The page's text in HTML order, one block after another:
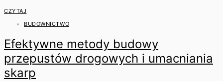
CZYTAJ
BUDOWNICTWO
Efektywne metody budowy
przepustów drogowych i umacniania
skarp